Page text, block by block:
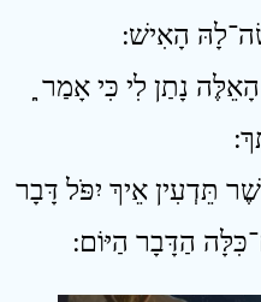
הָאִישׁ ׃
נָתַן לִי כִּי אָמַר
׃
תֵּדְעִין אֵיךְ יִפֹּל דָּבָר
הַדָּבָר הַיּוֹם ׃